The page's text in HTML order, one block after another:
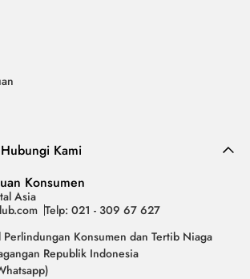
Kami
Konsumen
Asia
Telp: 021 - 309 67 627
Perlindungan Konsumen dan Tertib Niaga
Republik Indonesia